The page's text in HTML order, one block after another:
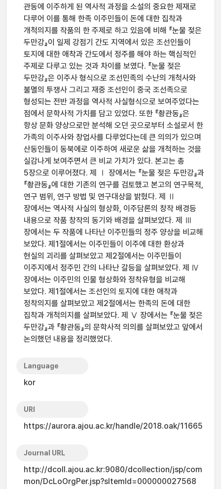
관동에 이주하게 된 역사적 과정을 소설의 중요한 제재로
다루어 이를 통해 한족 이주민들이 돈에 대한 집착과
개척의지를 작품의 한 주제로 하고 있음에 비해 『눈물 젖은
두만강』이 일제 강점기 간도 지역에서 있은 조선인들이
토지에 대한 애착과 간도에서 정주를 해야 하는 핵심적인
주제로 다루고 있는 것과 차이를 보였다. 『눈물 젖은
두만강』은 이주사 형식으로 조선민족의 수난의 개척사와
불멸의 투쟁사 그리고 재중 조선인이 중국 조선족으로
형성되는 전반 과정을 역사적 사실형식으로 보여주었다는
점에서 문학사적 가치를 담고 있었다. 또한 『촹관동』은
항상 문화 양상으로만 분석해 오던 곳으로부터 소설로서 한
가족의 이주사와 창업사를 다루었다는데 큰 의의가 있으며
산동인들이 동북에로 이주하여 새로운 삶을 개척하는 것을
실감나게 보여주면서 큰 비교 가치가 있다. 본고는 총
5장으로 이루어졌다. 제 Ⅰ 장에서는 『눈물 젖은 두만강』과
『촹관동』에 대한 기존의 연구를 검토했고 본고의 연구목적,
연구 범위, 연구 방법 및 연구대상을 밝혔다. 제 Ⅱ
장에서는 역사적 사실의 형상화, 이주담론의 창작 배경등
내용으로 작품 창작의 동기와 배경을 살펴보았다. 제 Ⅲ
장에서는 두 작품에 나타난 이주민들의 정주 양상을 비교해
보았다. 제1절에서는 이주민들이 이주에 대한 환상과
현실의 괴리를 살펴보았고 제2절에서는 이주민들이
이주지에서 정주민 간의 나타난 갈등을 살펴보았다. 제 Ⅳ
장에서는 이주민의 인물 형상화와 정착유형을 비교해
보았다. 제1절에서는 조선인의 토지에 대한 애착과
정착의지를 살펴보았고 제2절에서는 한족의 돈에 대한
집착과 개척의지를 살펴보았다. 제 Ⅴ 장에서는 『눈물 젖은
두만강』과 『촹관동』의 문학사적 의의를 살펴보았고 앞에서
논의했던 내용을 정리했었다.
Language
kor
URI
https://aurora.ajou.ac.kr/handle/2018.oak/11665
Journal URL
http://dcoll.ajou.ac.kr:9080/dcollection/jsp/com
mon/DcLoOrgPer.jsp?sItemId=000000027568